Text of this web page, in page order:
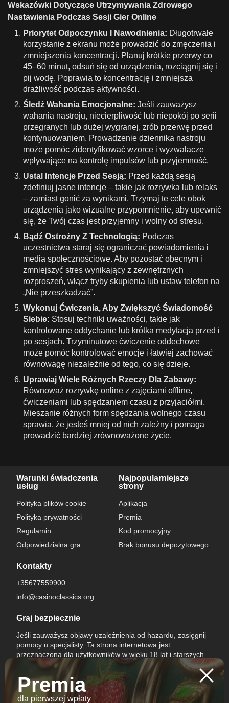
Wskazówki Dotyczące Utrzymywania Zdrowego
Nastawienia Podczas Sesji Gier Online
Priorytet Odpoczynku I Nawodnienia: Długotrwałe
korzystanie z ekranu może prowadzić do zmęczenia i
zmniejszenia koncentracji. Planuj krótkie przerwy co
45–60 minut, odsuń się od urządzenia, rozciągnij się i
pij wodę. Poprawia to koncentrację i zmniejsza
drażliwość podczas aktywności.
Śledź Wahania Emocjonalne: Jeśli zauważysz
wahania nastroju, niecierpliwość lub niepokój po serii
przegranych lub dużej wygranej, zrób przerwę przed
kontynuowaniem. Prowadzenie dziennika nastroju
może pomóc zidentyfikować wzorce i wyzwalacze
wpływające na kontrolę impulsów lub przyjemność.
Ustal Intencje Przed Sesją: Przed każdą sesją
zdefiniuj jasne intencje – takie jak rozrywka lub relaks
– zamiast gonić za wynikami. Trzymaj te cele obok
urządzenia jako wizualne przypomnienie, aby upewnić
się, że Twój czas jest przyjemny i wolny od stresu.
Bądź Ostrożny Z Technologią: Podczas
uczestnictwa staraj się ograniczać powiadomienia i
media społecznościowe. Aby pozostać obecnym i
zmniejszyć stres wynikający z zewnętrznych
rozproszeń, włącz tryby skupienia lub ustaw telefon na
„Nie przeszkadzać”.
Wykonuj Ćwiczenia, Aby Zwiększyć Świadomość
Siebie: Stosuj techniki uważności, takie jak
kontrolowane oddychanie lub krótka medytacja przed i
po sesjach. Trzyminutowe ćwiczenie oddechowe
może pomóc kontrolować emocje i łatwiej zachować
równowagę niezależnie od tego, co się dzieje.
Uprawiaj Wiele Różnych Rzeczy Dla Zabawy:
Równoważ rozrywkę online z zajęciami offline,
ćwiczeniami lub spędzaniem czasu z przyjaciółmi.
Mieszanie różnych form spędzania wolnego czasu
sprawia, że jesteś mniej od nich zależny i pomaga
prowadzić bardziej zrównoważone życie.
Premia
dla pierwszej wpłaty
Warunki świadczenia
usług
Polityka plików cookie
Polityka prywatności
Regulamin
Odpowiedzialna gra
Najpopularniejsze
strony
Aplikacja
Premia
Kod promocyjny
Brak bonusu depozytowego
Kontakty
+35677559900
info@casinoclassics.org
Graj bezpiecznie
Jeśli zauważysz objawy uzależnienia od hazardu, zasięgnij
pomocy u specjalisty. Ta strona internetowa jest
przeznaczona dla użytkowników w wieku 18 lat i starszych.